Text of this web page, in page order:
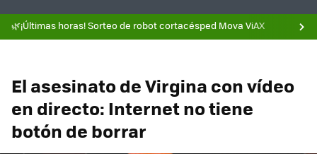
🌿¡Últimas horas! Sorteo de robot cortacésped Mova ViAX
El asesinato de Virgina con vídeo
en directo: Internet no tiene
botón de borrar